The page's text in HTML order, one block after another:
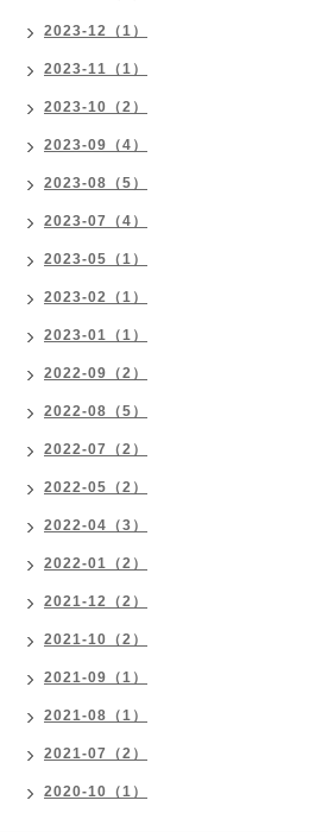
2023-12（1）
2023-11（1）
2023-10（2）
2023-09（4）
2023-08（5）
2023-07（4）
2023-05（1）
2023-02（1）
2023-01（1）
2022-09（2）
2022-08（5）
2022-07（2）
2022-05（2）
2022-04（3）
2022-01（2）
2021-12（2）
2021-10（2）
2021-09（1）
2021-08（1）
2021-07（2）
2020-10（1）